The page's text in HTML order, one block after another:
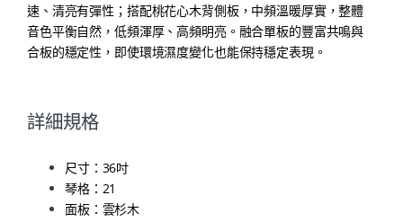
速、清亮有彈性；搭配桃花心木背側板，中頻溫暖厚實，整體
音色平衡自然，低頻渾厚、高頻明亮。融合單板的豐富共鳴與
合板的穩定性，即使環境濕度變化也能保持穩定表現。
詳細規格
尺寸：36吋
琴格：21
面板：雲杉木